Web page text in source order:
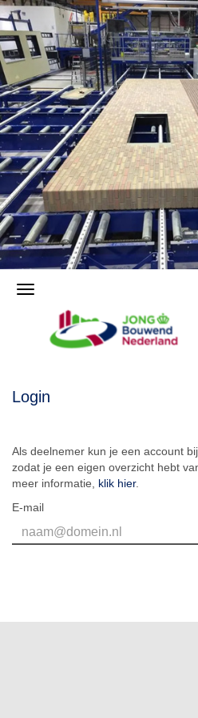
Login
Als deelnemer kun je een account
zodat je een eigen overzicht hebt
meer informatie, klik hier.
E-mail